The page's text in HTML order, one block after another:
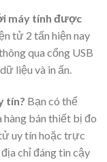
máy tính được
tử 2 tấn hiện nay
qua cổng USB
liệu và in ấn.
tín? Bạn có thể
bán thiết bị đo
uy tín hoặc trực
chỉ đáng tin cậy